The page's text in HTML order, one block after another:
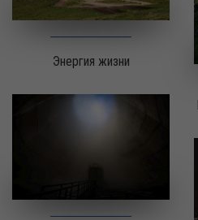
Энергия жизни